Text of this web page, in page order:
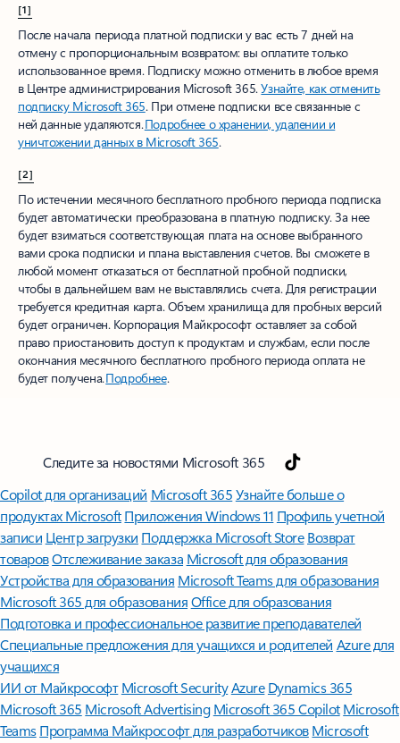
[1]
После начала периода платной подписки у вас есть 7 дней на
отмену с пропорциональным возвратом: вы оплатите только
использованное время. Подписку можно отменить в любое время
в Центре администрирования Microsoft 365.Узнайте, как отменить
подписку Microsoft 365. При отмене подписки все связанные с
ней данные удаляются.Подробнее о хранении, удалении и
уничтожении данных в Microsoft 365.
[2]
По истечении месячного бесплатного пробного периода подписка
будет автоматически преобразована в платную подписку. За нее
будет взиматься соответствующая плата на основе выбранного
вами срока подписки и плана выставления счетов. Вы сможете в
любой момент отказаться от бесплатной пробной подписки,
чтобы в дальнейшем вам не выставлялись счета. Для регистрации
требуется кредитная карта. Объем хранилища для пробных версий
будет ограничен. Корпорация Майкрософт оставляет за собой
право приостановить доступ к продуктам и службам, если после
окончания месячного бесплатного пробного периода оплата не
будет получена.Подробнее.
Следите за новостями Microsoft 365
Copilot для организаций Microsoft 365Узнайте больше о
продуктах MicrosoftПриложения Windows 11 Профиль учетной
записи Центр загрузки Поддержка Microsoft Store Возврат
товаровОтслеживание заказа Microsoft для образования
Устройства для образования Microsoft Teams для образования
Microsoft 365 для образованияOffice для образования
Подготовка и профессиональное развитие преподавателей
Специальные предложения для учащихся и родителей Azure для
учащихся
ИИ от Майкрософт Microsoft SecurityAzure Dynamics 365
Microsoft 365 Microsoft Advertising Microsoft 365 Copilot Microsoft
Teams Программа Майкрософт для разработчиковMicrosoft